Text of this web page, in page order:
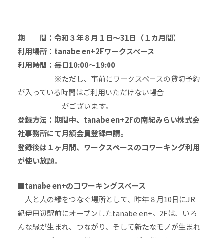
期 間：令和３年８月１日～31日（１カ月間）
利用場所：tanabe en+2Fワークスペース
利用時間：毎日10:00～19:00
※ただし、事前にワークスペースの貸切予約
が入っている時間はご利用いただけない場合
がございます。
登録方法：期間中、tanabe en+2Fの南紀みらい株式会
社事務所にて月額会員登録申請。
登録後は１ヶ月間、ワークスペースのコワーキング利用
が使い放題。
■tanabe en+のコワーキングスペース
人と人の縁をつなぐ場所として、昨年８月10日にJR
紀伊田辺駅前にオープンしたtanabe en+。2Fは、いろ
んな縁が生まれ、つながり、そして新たなモノが生まれ